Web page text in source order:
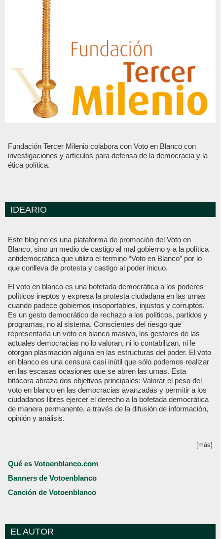
Fundación Tercer Milenio colabora con Voto en Blanco con
investigaciones y artículos para defensa de la democracia y la
ética política.
IDEARIO
Este blog no es una plataforma de promoción del Voto en
Blanco, sino un medio de castigo al mal gobierno y a la política
antidemocrática que utiliza el termino “Voto en Blanco” por lo
que conlleva de protesta y castigo al poder inicuo.
El voto en blanco es una bofetada democrática a los poderes
políticos ineptos y expresa la protesta ciudadana en las urnas
cuando padece gobiernos insoportables, injustos y corruptos.
Es un gesto democrático de rechazo a los políticos, partidos y
programas, no al sistema. Conscientes del riesgo que
representaría un voto en blanco masivo, los gestores de las
actuales democracias no lo valoran, ni lo contabilizan, ni le
otorgan plasmación alguna en las estructuras del poder. El voto
en blanco es una censura casi inútil que sólo podemos realizar
en las escasas ocasiones que se abren las urnas. Esta
bitácora abraza dos objetivos principales: Valorar el peso del
voto en blanco en las democracias avanzadas y permitir a los
ciudadanos libres ejercer el derecho a la bofetada democrática
de manera permanente, a través de la difusión de información,
opinión y análisis.
[más]
Qué es Votoenblanco.com
Banners de Votoenblanco
Canción de Votoenblanco
EL AUTOR